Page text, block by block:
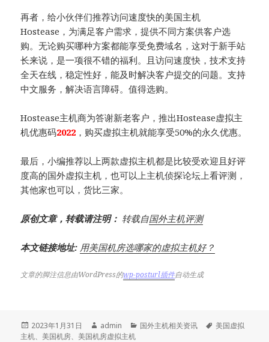
再者，给小伙伴们推荐访问速度快的美国主机
Hostease，为满足客户需求，提供不同方案供客户选
购。无论购买哪种方案都能享受免费域名，这对于新手站
长来说，是一项很不错的福利。且访问速度快，技术支持
全天在线，稳定性好，能及时解决客户提交的问题。支持
中文服务，解决语言障碍。值得选购。
Hostease主机商为答谢新老客户，推出Hostease虚拟主
机优惠码2022 ，购买虚拟主机就能享受50%的永久优惠。
最后，小编推荐以上两款虚拟主机都是比较受欢迎且好评
度高的国外虚拟主机，也可以上主机侦探论坛上看评测，
其他家也可以，货比三家。
原创文章，转载请注明： 转载自国外主机评测
本文链接地址: 用美国机房选哪家的虚拟主机好？
文章的脚注信息由WordPress的wp-posturl插件自动生成
发
布
2023年1月31日
作
者
admin
分
国外主机相关资讯
标
美国虚拟
主机、美国机房、美国机房虚拟主机